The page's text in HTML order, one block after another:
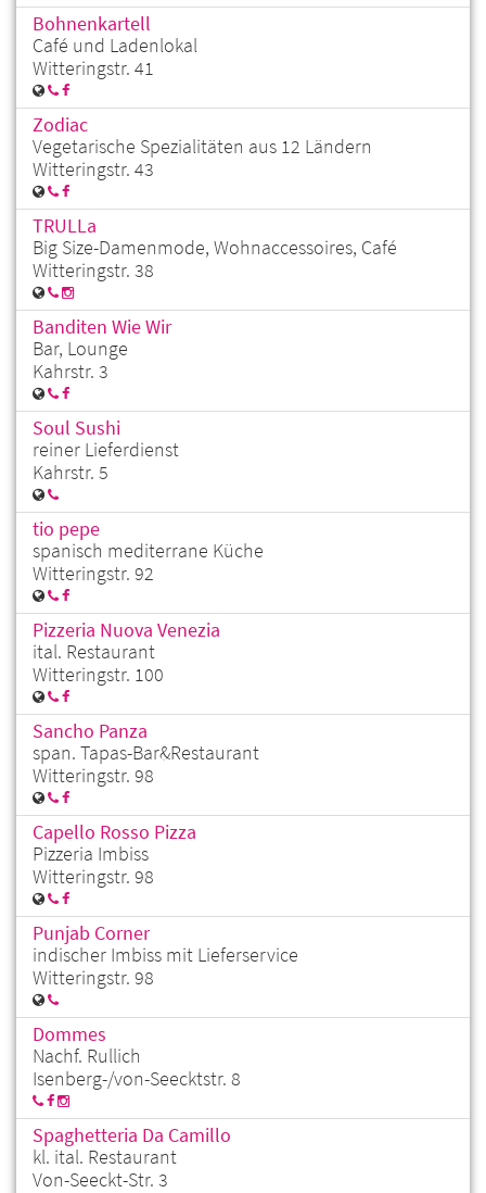
Bohnenkartell
Café und Ladenlokal
Witteringstr. 41
Zodiac
Vegetarische Spezialitäten aus 12 Ländern
Witteringstr. 43
TRULLa
Big Size-Damenmode, Wohnaccessoires, Café
Witteringstr. 38
Banditen Wie Wir
Bar, Lounge
Kahrstr. 3
Soul Sushi
reiner Lieferdienst
Kahrstr. 5
tio pepe
spanisch mediterrane Küche
Witteringstr. 92
Pizzeria Nuova Venezia
ital. Restaurant
Witteringstr. 100
Sancho Panza
span. Tapas-Bar&Restaurant
Witteringstr. 98
Capello Rosso Pizza
Pizzeria Imbiss
Witteringstr. 98
Punjab Corner
indischer Imbiss mit Lieferservice
Witteringstr. 98
Dommes
Nachf. Rullich
Isenberg-/von-Seecktstr. 8
Spaghetteria Da Camillo
kl. ital. Restaurant
Von-Seeckt-Str. 3